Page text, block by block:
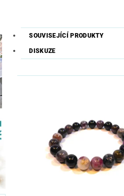
SOUVISEJÍCÍ PRODUKTY
DISKUZE